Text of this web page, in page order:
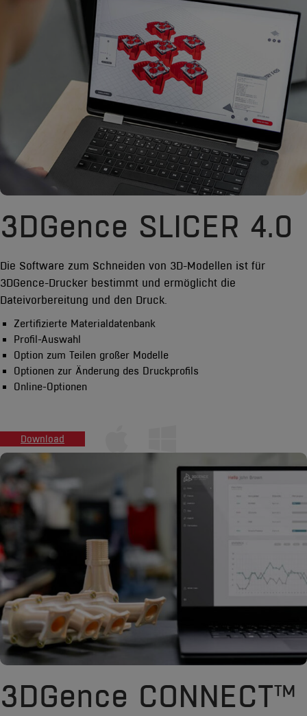
3DGence SLICER 4.0
Die Software zum Schneiden von 3D-Modellen ist für
3DGence-Drucker bestimmt und ermöglicht die
Dateivorbereitung und den Druck.
Zertifizierte Materialdatenbank
Profil-Auswahl
Option zum Teilen großer Modelle
Optionen zur Änderung des Druckprofils
Online-Optionen
Download
3DGence CONNECT™